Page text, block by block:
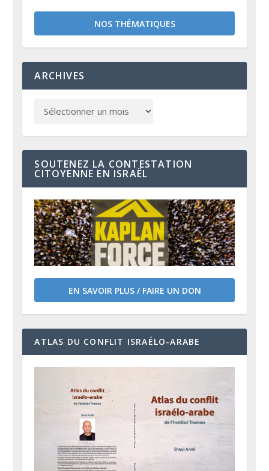
NOS THÉMATIQUES
ARCHIVES
SOUTENEZ LA CONTESTATION
CITOYENNE EN ISRAËL
EN SAVOIR PLUS / FAIRE UN DON
ATLAS DU CONFLIT ISRAÉLO-ARABE